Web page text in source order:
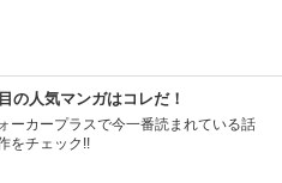
の人気マンガはコレだ！
ーカープラスで今一番読まれている話
をチェック!!